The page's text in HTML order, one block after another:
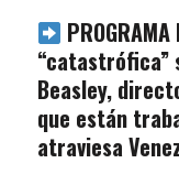
PROGRAMA
“catastrófica”
Beasley,
que están
atraviesa